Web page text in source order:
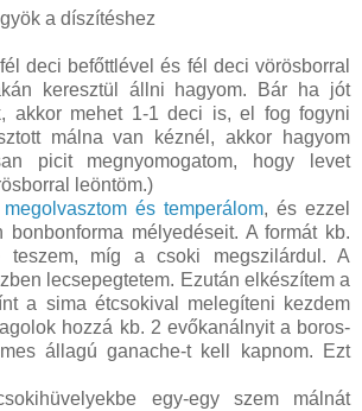
a díszítéshez
deci befőttlével és fél deci vörösborral
keresztül állni hagyom. Bár ha jót
akkor mehet 1-1 deci is, el fog fogyni
málna van kéznél, akkor hagyom
picit megnyomogatom, hogy levet
leöntöm.)
megolvasztom és temperálom, és ezzel
bonbonforma mélyedéseit. A formát kb.
teszem, míg a csoki megszilárdul. A
lecsepegtetem. Ezután elkészítem a
a sima étcsokival melegíteni kezdem
hozzá kb. 2 evőkanálnyit a boros-
állagú ganache-t kell kapnom. Ezt
egy-egy szem málnát